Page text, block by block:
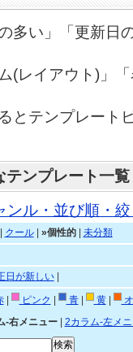
多い」「更新日
(レイアウト)」
とテンプレート
テンプレート一覧
ンル・並び順・
クール| »個性的| 未分類
日が新しい|
| ピンク 青| 黄|
-右メニュー| 2カラム-左メ